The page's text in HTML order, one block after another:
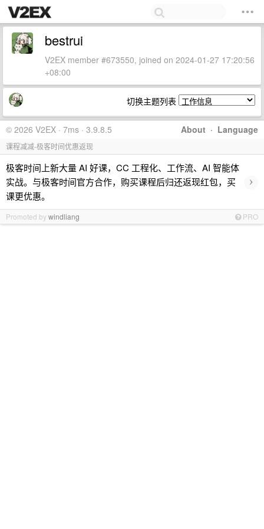
bestrui
V2EX member #673550, joined on 2024-01-27 17:20:56
+08:00
切换主题列表
About · Language
© 2026 V2EX · 7ms · 3.9.8.5
课程减减-极客时间优惠返现
极客时间上新大量 AI 好课，CC 工程化、工作流、AI 智能体
实战。与极客时间官方合作，购买课程后归还返现红包，买
课更优惠。
›
Promoted bywindliang PRO